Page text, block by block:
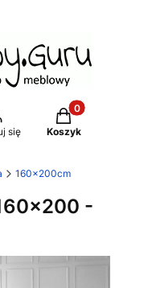
się
Produkty w
Koszyk
160x200cm
-